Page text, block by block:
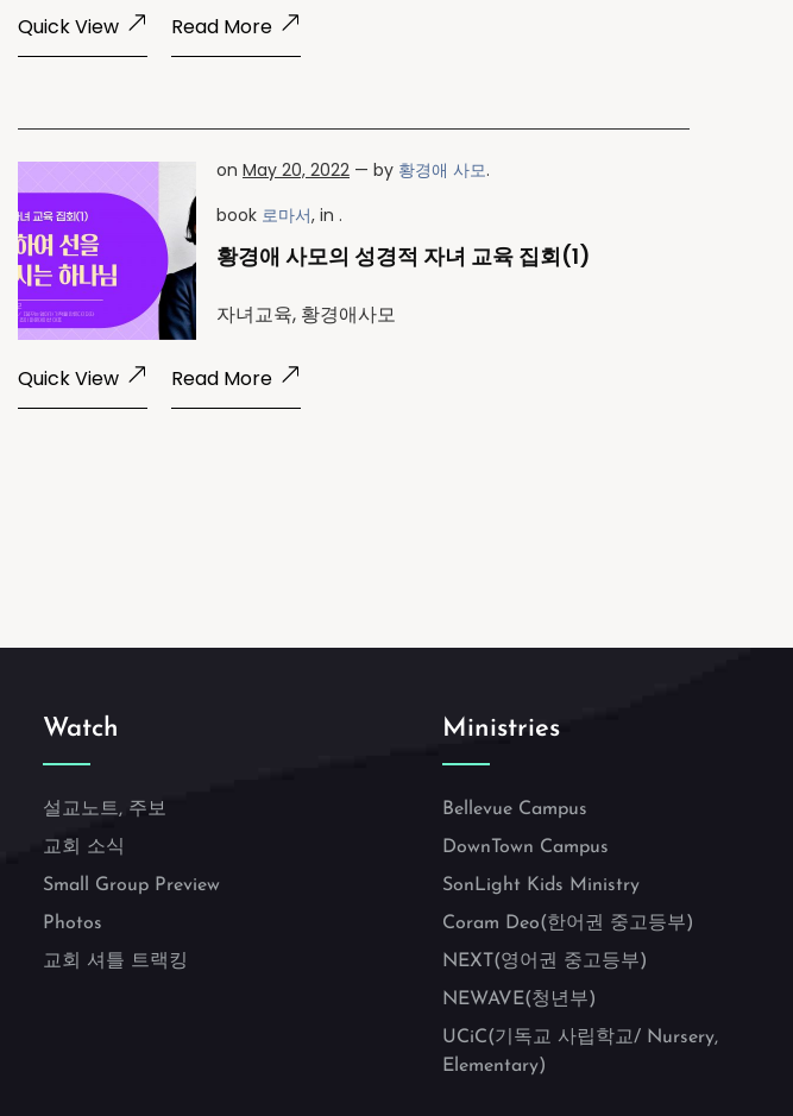
Quick View Read More
on May 20, 2022 — by 황경애 사모.
book 로마서, in .
황경애 사모의 성경적 자녀 교육 집회(1)
자녀교육, 황경애사모
Quick View Read More
Watch
설교노트, 주보
교회 소식
Small Group Preview
Photos
교회 셔틀 트랙킹
Ministries
Bellevue Campus
DownTown Campus
SonLight Kids Ministry
Coram Deo(한어권 중고등부)
NEXT(영어권 중고등부)
NEWAVE(청년부)
UCiC(기독교 사립학교/ Nursery,
Elementary)